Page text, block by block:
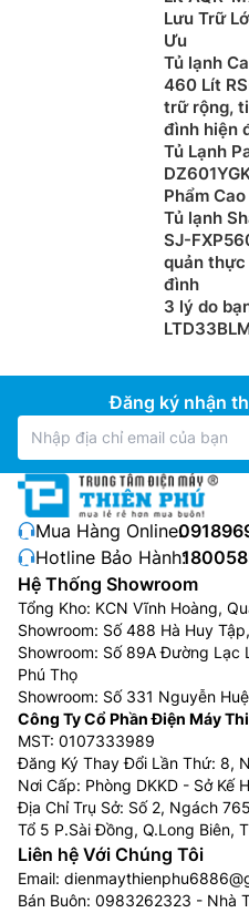
Lưu Trữ
Ưu
Tủ lạnh
460 Lít
trữ rộng,
đình hiện
Tủ Lạnh
Phẩm
Tủ lạnh
SJ-
quản thực
đình
3 lý do
Đăng ký nhận
Mua Hàng Online:
Hotline Bảo Hành:
Hệ Thống Showroom
Tổng Kho: KCN Vĩnh Hoàng,
Showroom: Số 488 Hà Huy
Showroom: Số 89A Đường Lạc
Phú Thọ
Showroom: Số 331 Nguyễn
Công Ty Cổ Phần Điện Máy
MST: 0107333989
Đăng Ký Thay Đổi Lần Thứ: 8,
Nơi Cấp: Phòng DKKD - Sở Kế
Địa Chỉ Trụ Sở: Số 2, Ngách
Tổ 5 P.Sài Đồng, Q.Long Biên,
Liên hệ Với Chúng Tôi
Email:
Bán Buôn: 0983262323 - Nhà